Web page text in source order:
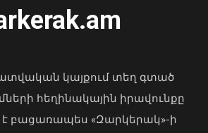
Ռադայի
է ՀՀ ԱԺ
կայքում տեղ գտած
հեղինակային իրավունքը
բացառապես «Զարկերակ»-ի